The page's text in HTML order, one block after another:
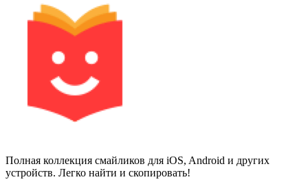
Полная коллекция смайликов для iOS, Android и других
устройств. Легко найти и скопировать!